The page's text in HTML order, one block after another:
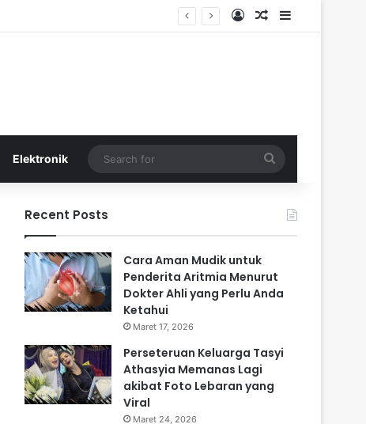
Log InRandom Article
Sidebar
Elektronik
for
Recent Posts
Cara Aman Mudik untuk
Penderita Aritmia Menurut
Dokter Ahli yang Perlu Anda
Ketahui
Maret 17, 2026
Perseteruan Keluarga Tasyi
Athasyia Memanas Lagi
akibat Foto Lebaran yang
Viral
Maret 24, 2026